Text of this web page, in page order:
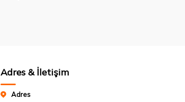
Adres & İletişim
Adres